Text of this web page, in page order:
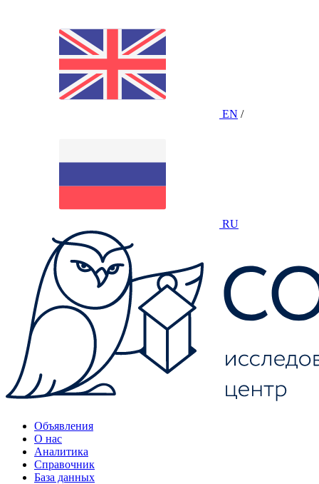
EN /
RU
Объявления
О нас
Аналитика
Справочник
База данных